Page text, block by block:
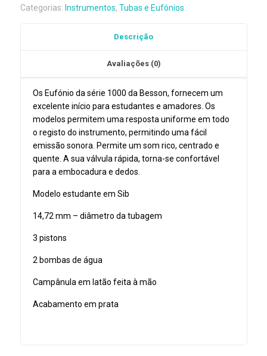
162
Categorias: Instrumentos, Tubas e Eufónios
Descrição
Avaliações (0)
Os Eufónio da série 1000 da Besson, fornecem um
excelente início para estudantes e amadores. Os
modelos permitem uma resposta uniforme em todo
o registo do instrumento, permitindo uma fácil
emissão sonora. Permite um som rico, centrado e
quente. A sua válvula rápida, torna-se confortável
para a embocadura e dedos.
Modelo estudante em Sib
14,72 mm – diâmetro da tubagem
3 pistons
2 bombas de água
Campânula em latão feita à mão
Acabamento em prata